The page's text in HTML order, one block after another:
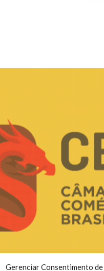
Gerenciar Consentimento de